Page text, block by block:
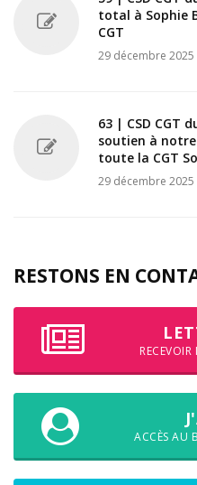
total à Sophie
CGT
29 décembre 2025
63 | CSD CGT
soutien à
toute la CGT
29 décembre 2025
RESTONS EN
ACCÈS AU